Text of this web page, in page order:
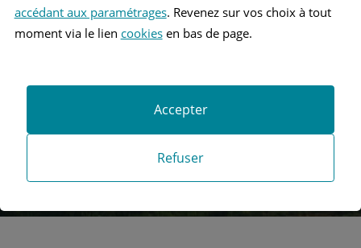
Recherche
Recherche avancée
accédant aux paramétrages. Revenez sur vos choix à tout
moment via le lien cookiesen bas de page.
Refuser
Accepter